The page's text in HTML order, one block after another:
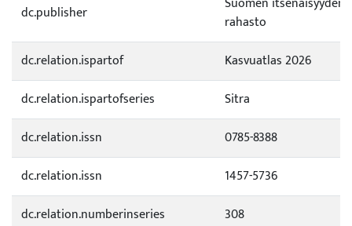
dc.publisher
rahasto
dc.relation.ispartof
Kasvuatlas 2026
dc.relation.ispartofseries
Sitra
dc.relation.issn
0785-8388
dc.relation.issn
1457-5736
dc.relation.numberinseries
308